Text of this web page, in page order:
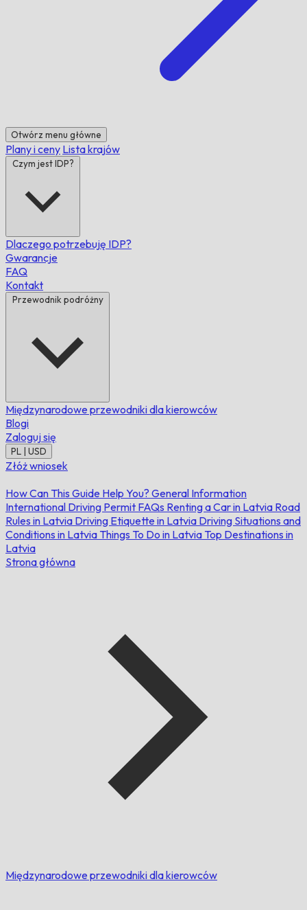
Otwórz menu główne
Plany i ceny Lista krajów
Czym jest IDP?
Dlaczego potrzebuję IDP?
Gwarancje
FAQ
Kontakt
Przewodnik podróżny
Międzynarodowe przewodniki dla kierowców
Blogi
Zaloguj się
PL | USD
Złóż wniosek
How Can This Guide Help You? General Information
International Driving Permit FAQs Renting a Car in Latvia Road
Rules in Latvia Driving Etiquette in Latvia Driving Situations and
Conditions in Latvia Things To Do in Latvia Top Destinations in
Latvia
Strona główna
Międzynarodowe przewodniki dla kierowców